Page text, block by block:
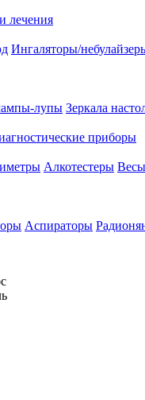
лечения
Ингаляторы/
лупы Зеркала
приборы
Алкотестеры Весы
Аспираторы